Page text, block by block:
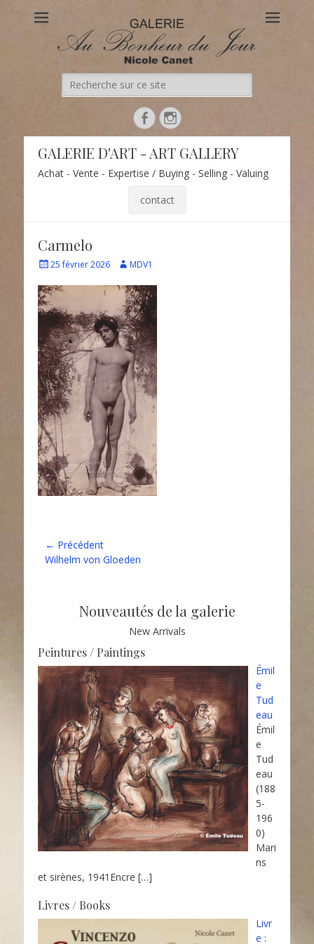
Au Bonheur du Jour
Le site officiel de la Galerie d'Art Au Bonheur du Jour – Nicole
Canet à Paris
Recherche
de:
FacebookInstagram
GALERIE D'ART - ART GALLERY
Achat - Vente - Expertise / Buying - Selling - Valuing
contact
Carmelo
Écrit25 février 2026 Auteur
MDV1
Navigation
de
← Précédent
Article
Wilhelm von Gloeden
Nouveautés de la galerie
New Arrivals
Peintures / Paintings
Émil
e
Tud
eau
Émil
e
Tud
eau
(188
5-
196
0)
Mari
ns
et sirènes, 1941Encre […]
Livres / Books
Livr
e :